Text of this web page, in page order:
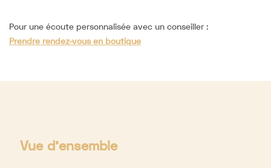
Pour une écoute personnalisée avec un conseiller :
Prendre rendez-vous en boutique
Vue d'ensemble